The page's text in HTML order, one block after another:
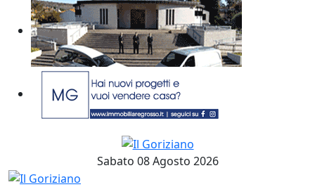
Sabato 08 Agosto 2026